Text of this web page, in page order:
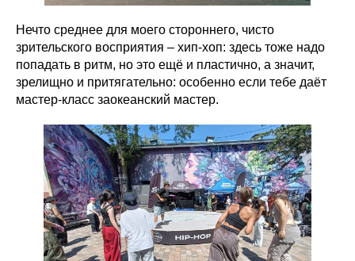
Нечто среднее для моего стороннего, чисто
зрительского восприятия – хип-хоп: здесь тоже надо
попадать в ритм, но это ещё и пластично, а значит,
зрелищно и притягательно: особенно если тебе даёт
мастер-класс заокеанский мастер.